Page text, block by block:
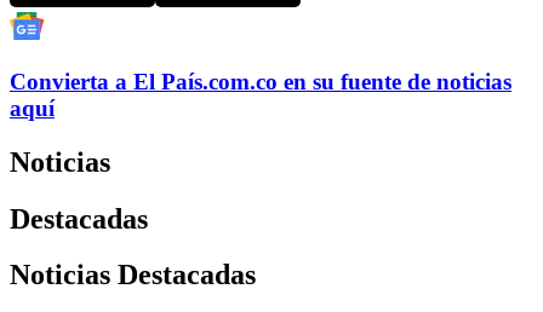
Convierta a El País.com.co en su fuente de noticias
aquí
Noticias
Destacadas
Noticias Destacadas